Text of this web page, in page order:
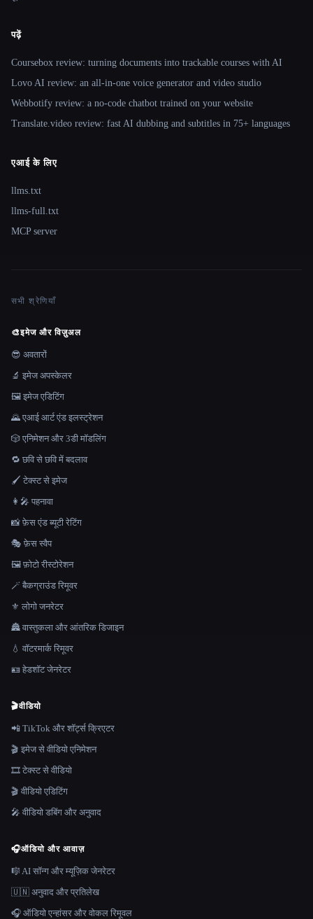
पढ़ें
Coursebox review: turning documents into trackable courses with AI
Lovo AI review: an all-in-one voice generator and video studio
Webbotify review: a no-code chatbot trained on your website
Translate.video review: fast AI dubbing and subtitles in 75+ languages
एआई के लिए
llms.txt
llms-full.txt
MCP server
सभी श्रेणियाँ
🎨इमेज और विज़ुअल
😎 अवतारों
🔬 इमेज अपस्केलर
🖼️ इमेज एडिटिंग
🌄 एआई आर्ट एंड इलस्ट्रेशन
🎲 एनिमेशन और 3डी मॉडलिंग
🔁 छवि से छवि में बदलाव
🖌️ टेक्स्ट से इमेज
👩‍🎤 पहनावा
📸 फ़ेस एंड ब्यूटी रेटिंग
🎭 फ़ेस स्वैप
🖼️ फ़ोटो रीस्टोरेशन
🪄 बैकग्राउंड रिमूवर
⚜️ लोगो जनरेटर
🏯 वास्तुकला और आंतरिक डिजाइन
💧 वॉटरमार्क रिमूवर
🪪 हेडशॉट जेनरेटर
🎬वीडियो
📲 TikTok और शॉर्ट्स क्रिएटर
🎬 इमेज से वीडियो एनिमेशन
🎞️ टेक्स्ट से वीडियो
🎬 वीडियो एडिटिंग
🎤 वीडियो डबिंग और अनुवाद
🎧ऑडियो और आवाज़
🎼 AI सॉन्ग और म्यूज़िक जेनरेटर
🇺🇳 अनुवाद और प्रतिलेख
🎧 ऑडियो एन्हांसर और वोकल रिमूवल